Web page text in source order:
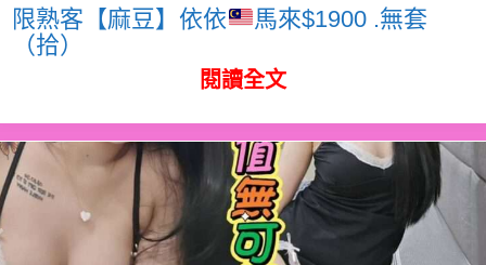
限熟客【麻豆】依依
馬來$1900 .無套
（拾）
閱讀全文